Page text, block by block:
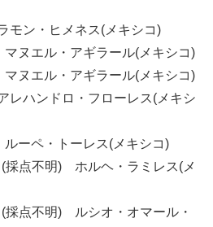
ン・ヒメネス(メキシコ)
ヌエル・アギラール(メキシコ)
ヌエル・アギラール(メキシコ)
ハンドロ・フローレス(メキシ
ーペ・トーレス(メキシコ)
点不明) ホルヘ・ラミレス(メ
点不明) ルシオ・オマール・